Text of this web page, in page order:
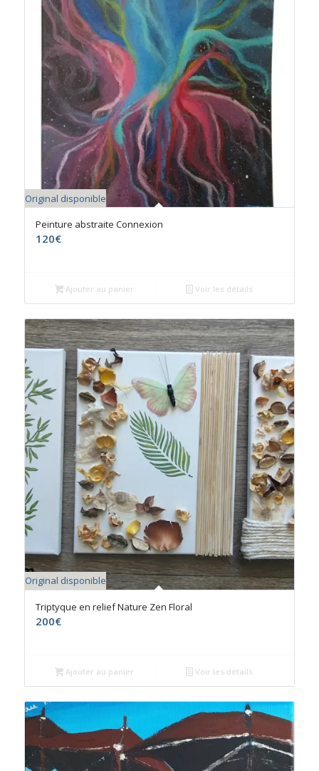
Original disponible
Peinture abstraite Connexion
120€
Ajouter au panier Voir les détails
Original disponible
Triptyque en relief Nature Zen Floral
200€
Ajouter au panier Voir les détails